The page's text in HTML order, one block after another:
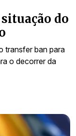
do
transfer ban para
o decorrer da